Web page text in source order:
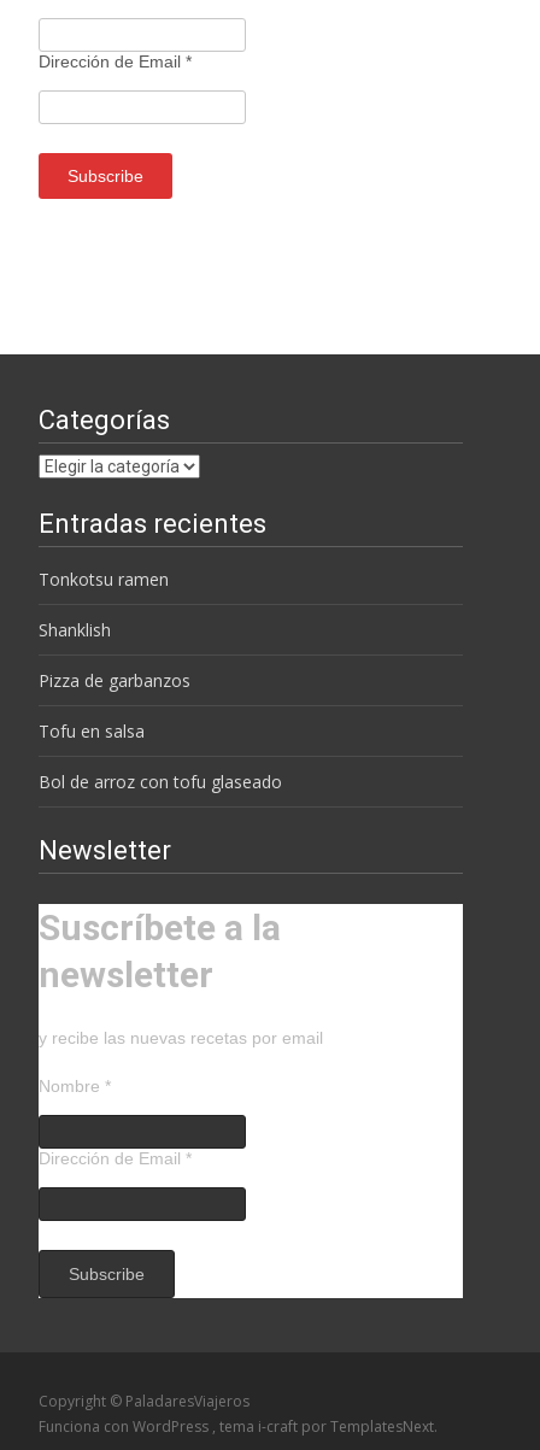
Dirección de Email *
Categorías
Categorías
Entradas recientes
Tonkotsu ramen
Shanklish
Pizza de garbanzos
Tofu en salsa
Bol de arroz con tofu glaseado
Newsletter
Suscríbete a la
newsletter
y recibe las nuevas recetas por email
Nombre *
Dirección de Email *
Copyright © PaladaresViajeros
Funciona con WordPress , tema i-craft por TemplatesNext.